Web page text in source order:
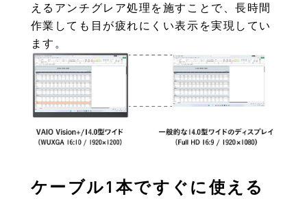
えるアンチグレア処理を施すことで、長時間
作業しても目が疲れにくい表示を実現してい
ます。
ケーブル1本ですぐに使える